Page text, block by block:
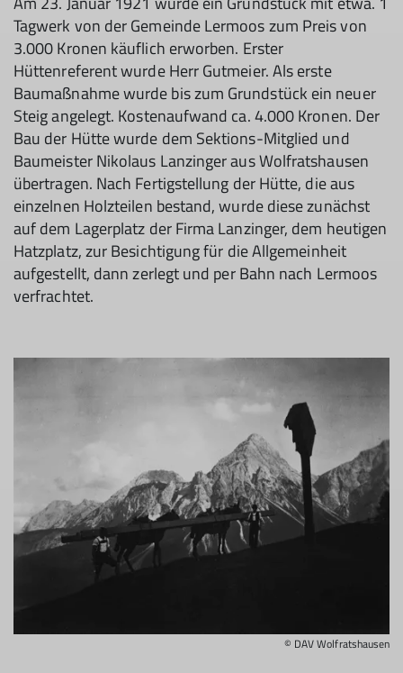
Tagwerk von der Gemeinde Lermoos zum Preis von
3.000 Kronen käuflich erworben. Erster
Hüttenreferent wurde Herr Gutmeier. Als erste
Baumaßnahme wurde bis zum Grundstück ein neuer
Steig angelegt. Kostenaufwand ca. 4.000 Kronen. Der
Bau der Hütte wurde dem Sektions-Mitglied und
Baumeister Nikolaus Lanzinger aus Wolfratshausen
übertragen. Nach Fertigstellung der Hütte, die aus
einzelnen Holzteilen bestand, wurde diese zunächst
auf dem Lagerplatz der Firma Lanzinger, dem heutigen
Hatzplatz, zur Besichtigung für die Allgemeinheit
aufgestellt, dann zerlegt und per Bahn nach Lermoos
verfrachtet.
© DAV Wolfratshausen